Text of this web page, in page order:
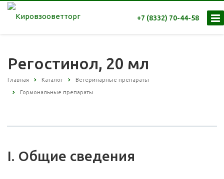
+7 (8332) 70-44-58
Регостинол, 20 мл
Главная Каталог Ветеринарные препараты
Гормональные препараты
I. Общие сведения